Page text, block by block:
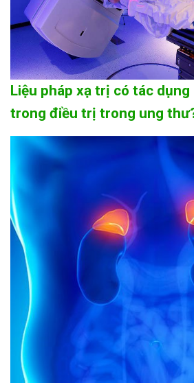
Liệu pháp xạ trị có tác
trong điều trị trong ung